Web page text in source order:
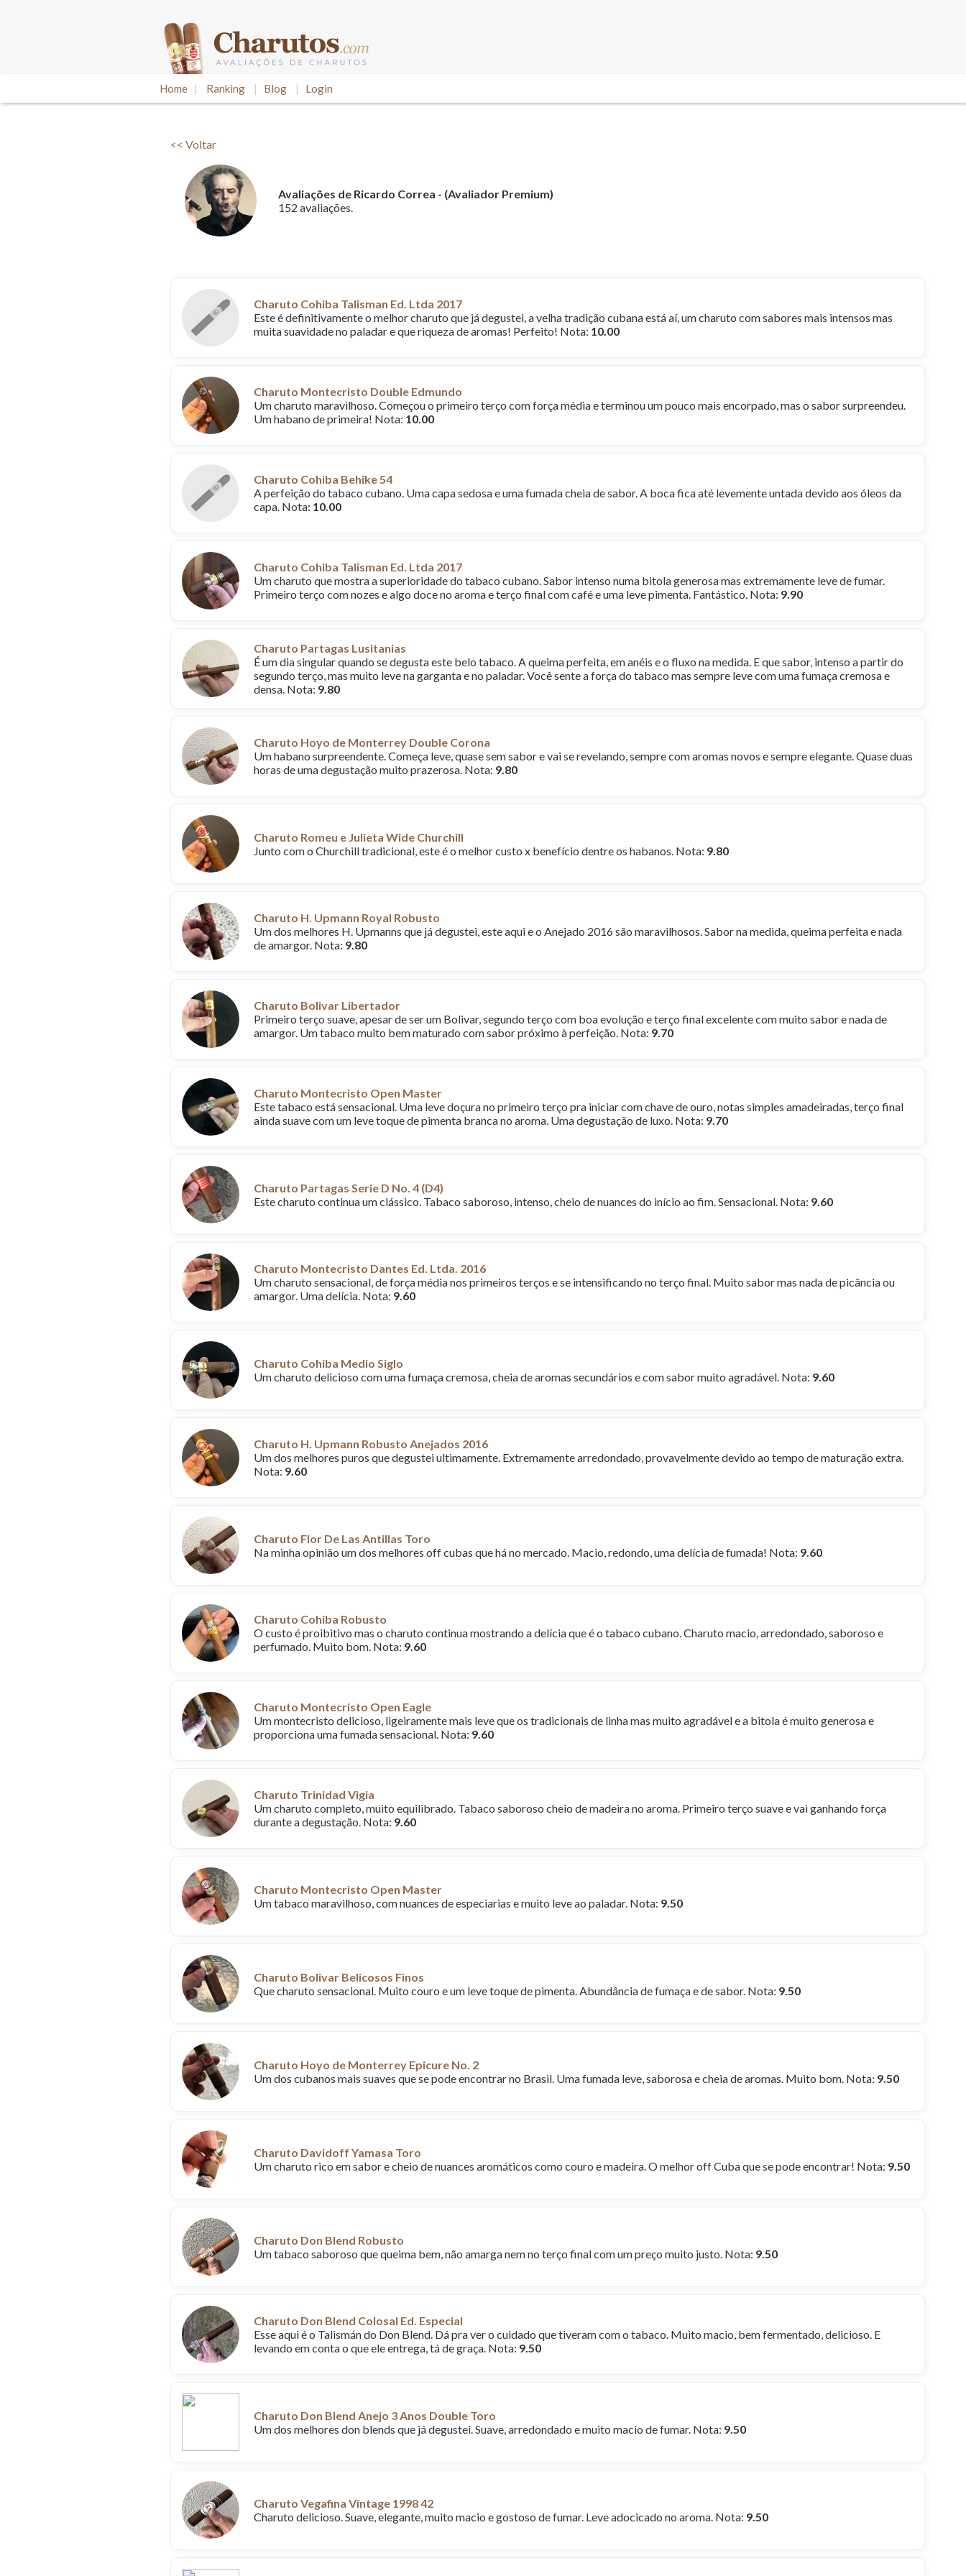
Home | Ranking | Blog | Login
<< Voltar
Avaliações de Ricardo Correa - (Avaliador Premium)
152 avaliações.
Charuto Cohiba Talisman Ed. Ltda 2017
Este é definitivamente o melhor charuto que já degustei, a velha tradição cubana está aí, um charuto com sabores mais intensos mas
muita suavidade no paladar e que riqueza de aromas! Perfeito! Nota: 10.00
Charuto Montecristo Double Edmundo
Um charuto maravilhoso. Começou o primeiro terço com força média e terminou um pouco mais encorpado, mas o sabor surpreendeu.
Um habano de primeira! Nota: 10.00
Charuto Cohiba Behike 54
A perfeição do tabaco cubano. Uma capa sedosa e uma fumada cheia de sabor. A boca fica até levemente untada devido aos óleos da
capa. Nota: 10.00
Charuto Cohiba Talisman Ed. Ltda 2017
Um charuto que mostra a superioridade do tabaco cubano. Sabor intenso numa bitola generosa mas extremamente leve de fumar.
Primeiro terço com nozes e algo doce no aroma e terço final com café e uma leve pimenta. Fantástico. Nota: 9.90
Charuto Partagas Lusitanias
É um dia singular quando se degusta este belo tabaco. A queima perfeita, em anéis e o fluxo na medida. E que sabor, intenso a partir do
segundo terço, mas muito leve na garganta e no paladar. Você sente a força do tabaco mas sempre leve com uma fumaça cremosa e
densa. Nota: 9.80
Charuto Hoyo de Monterrey Double Corona
Um habano surpreendente. Começa leve, quase sem sabor e vai se revelando, sempre com aromas novos e sempre elegante. Quase duas
horas de uma degustação muito prazerosa. Nota: 9.80
Charuto Romeu e Julieta Wide Churchill
Junto com o Churchill tradicional, este é o melhor custo x benefício dentre os habanos. Nota: 9.80
Charuto H. Upmann Royal Robusto
Um dos melhores H. Upmanns que já degustei, este aqui e o Anejado 2016 são maravilhosos. Sabor na medida, queima perfeita e nada
de amargor. Nota: 9.80
Charuto Bolivar Libertador
Primeiro terço suave, apesar de ser um Bolivar, segundo terço com boa evolução e terço final excelente com muito sabor e nada de
amargor. Um tabaco muito bem maturado com sabor próximo à perfeição. Nota: 9.70
Charuto Montecristo Open Master
Este tabaco está sensacional. Uma leve doçura no primeiro terço pra iniciar com chave de ouro, notas simples amadeiradas, terço final
ainda suave com um leve toque de pimenta branca no aroma. Uma degustação de luxo. Nota: 9.70
Charuto Partagas Serie D No. 4 (D4)
Este charuto continua um clássico. Tabaco saboroso, intenso, cheio de nuances do início ao fim. Sensacional. Nota: 9.60
Charuto Montecristo Dantes Ed. Ltda. 2016
Um charuto sensacional, de força média nos primeiros terços e se intensificando no terço final. Muito sabor mas nada de picância ou
amargor. Uma delícia. Nota: 9.60
Charuto Cohiba Medio Siglo
Um charuto delicioso com uma fumaça cremosa, cheia de aromas secundários e com sabor muito agradável. Nota: 9.60
Charuto H. Upmann Robusto Anejados 2016
Um dos melhores puros que degustei ultimamente. Extremamente arredondado, provavelmente devido ao tempo de maturação extra.
Nota: 9.60
Charuto Flor De Las Antillas Toro
Na minha opinião um dos melhores off cubas que há no mercado. Macio, redondo, uma delícia de fumada! Nota: 9.60
Charuto Cohiba Robusto
O custo é proibitivo mas o charuto continua mostrando a delícia que é o tabaco cubano. Charuto macio, arredondado, saboroso e
perfumado. Muito bom. Nota: 9.60
Charuto Montecristo Open Eagle
Um montecristo delicioso, ligeiramente mais leve que os tradicionais de linha mas muito agradável e a bitola é muito generosa e
proporciona uma fumada sensacional. Nota: 9.60
Charuto Trinidad Vigia
Um charuto completo, muito equilibrado. Tabaco saboroso cheio de madeira no aroma. Primeiro terço suave e vai ganhando força
durante a degustação. Nota: 9.60
Charuto Montecristo Open Master
Um tabaco maravilhoso, com nuances de especiarias e muito leve ao paladar. Nota: 9.50
Charuto Bolivar Belicosos Finos
Que charuto sensacional. Muito couro e um leve toque de pimenta. Abundância de fumaça e de sabor. Nota: 9.50
Charuto Hoyo de Monterrey Epicure No. 2
Um dos cubanos mais suaves que se pode encontrar no Brasil. Uma fumada leve, saborosa e cheia de aromas. Muito bom. Nota: 9.50
Charuto Davidoff Yamasa Toro
Um charuto rico em sabor e cheio de nuances aromáticos como couro e madeira. O melhor off Cuba que se pode encontrar! Nota: 9.50
Charuto Don Blend Robusto
Um tabaco saboroso que queima bem, não amarga nem no terço final com um preço muito justo. Nota: 9.50
Charuto Don Blend Colosal Ed. Especial
Esse aqui é o Talismán do Don Blend. Dá pra ver o cuidado que tiveram com o tabaco. Muito macio, bem fermentado, delicioso. E
levando em conta o que ele entrega, tá de graça. Nota: 9.50
Charuto Don Blend Anejo 3 Anos Double Toro
Um dos melhores don blends que já degustei. Suave, arredondado e muito macio de fumar. Nota: 9.50
Charuto Vegafina Vintage 1998 42
Charuto delicioso. Suave, elegante, muito macio e gostoso de fumar. Leve adocicado no aroma. Nota: 9.50